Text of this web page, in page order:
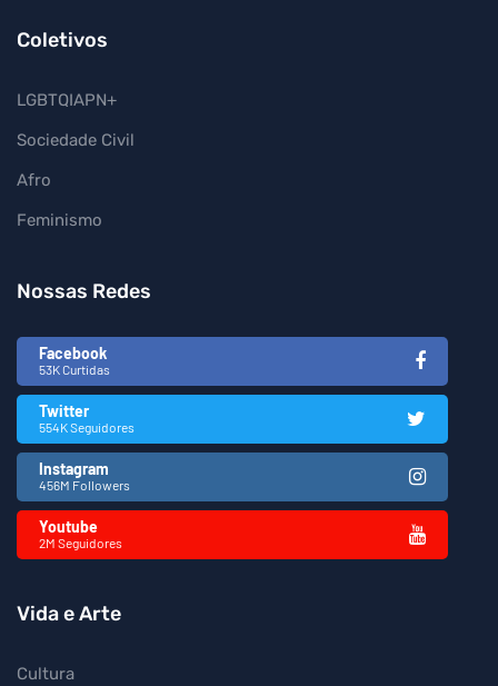
Coletivos
LGBTQIAPN+
Sociedade Civil
Afro
Feminismo
Nossas Redes
Facebook
53K Curtidas
Twitter
554K Seguidores
Instagram
456M Followers
Youtube
2M Seguidores
Vida e Arte
Cultura